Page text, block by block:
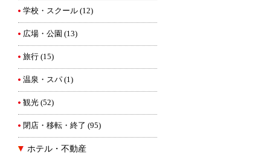
学校・スクール (12)
広場・公園 (13)
旅行 (15)
温泉・スパ (1)
観光 (52)
閉店・移転・終了 (95)
ホテル・不動産